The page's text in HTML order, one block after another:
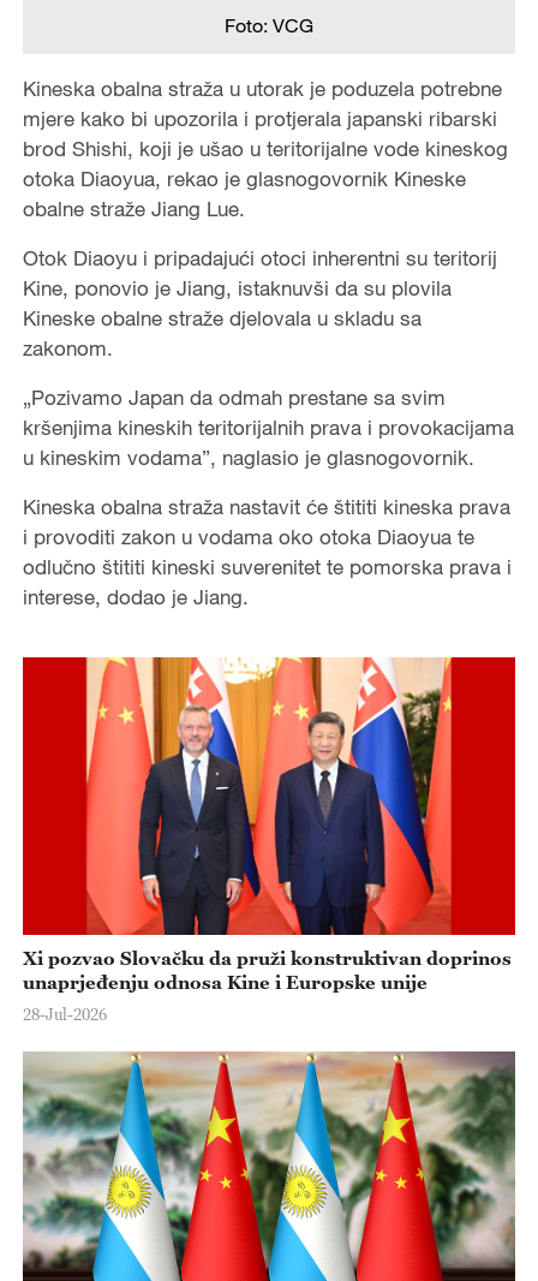
Foto: VCG
Kineska obalna straža u utorak je poduzela potrebne
mjere kako bi upozorila i protjerala japanski ribarski
brod Shishi, koji je ušao u teritorijalne vode kineskog
otoka Diaoyua, rekao je glasnogovornik Kineske
obalne straže Jiang Lue.
Otok Diaoyu i pripadajući otoci inherentni su teritorij
Kine, ponovio je Jiang, istaknuvši da su plovila
Kineske obalne straže djelovala u skladu sa
zakonom.
„Pozivamo Japan da odmah prestane sa svim
kršenjima kineskih teritorijalnih prava i provokacijama
u kineskim vodama”, naglasio je glasnogovornik.
Kineska obalna straža nastavit će štititi kineska prava
i provoditi zakon u vodama oko otoka Diaoyua te
odlučno štititi kineski suverenitet te pomorska prava i
interese, dodao je Jiang.
Xi pozvao Slovačku da pruži konstruktivan doprinos
unaprjeđenju odnosa Kine i Europske unije
28-Jul-2026